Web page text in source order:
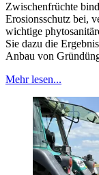
Zwischenfrüchte
Erosionsschutz bei,
wichtige
Sie dazu die
Anbau von
Mehr lesen...